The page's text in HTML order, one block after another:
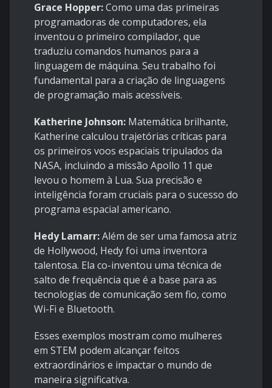
Grace Hopper:Como uma das primeiras
programadoras de computadores, ela
inventou o primeiro compilador, que
traduziu comandos humanos para a
linguagem de máquina. Seu trabalho foi
fundamental para a criação de linguagens
de programação mais acessíveis.
Katherine Johnson: Matemática brilhante,
Katherine calculou trajetórias críticas para
os primeiros voos espaciais tripulados da
NASA, incluindo a missão Apollo 11 que
levou o homem à Lua. Sua precisão e
inteligência foram cruciais para o sucesso do
programa espacial americano.
Hedy Lamarr:Além de ser uma famosa atriz
de Hollywood, Hedy foi uma inventora
talentosa. Ela co-inventou uma técnica de
salto de frequência que é a base para as
tecnologias de comunicação sem fio, como
Wi-Fi e Bluetooth.
Esses exemplos mostram como mulheres
em STEM podem alcançar feitos
extraordinários e impactar o mundo de
maneira significativa.